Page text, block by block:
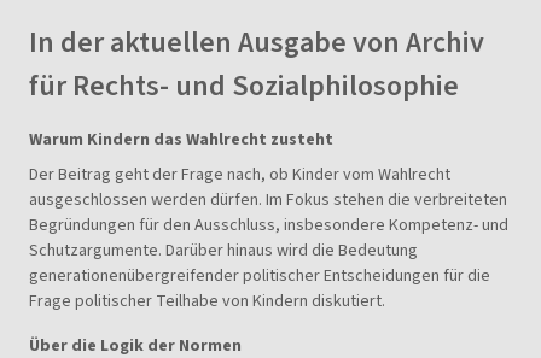
In der aktuellen Ausgabe von Archiv
für Rechts- und Sozialphilosophie
Warum Kindern das Wahlrecht zusteht
Der Beitrag geht der Frage nach, ob Kinder vom Wahlrecht
ausgeschlossen werden dürfen. Im Fokus stehen die verbreiteten
Begründungen für den Ausschluss, insbesondere Kompetenz- und
Schutzargumente. Darüber hinaus wird die Bedeutung
generationenübergreifender politischer Entscheidungen für die
Frage politischer Teilhabe von Kindern diskutiert.
Über die Logik der Normen